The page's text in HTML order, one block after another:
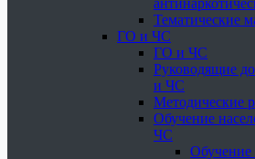
Тематические
ГО и ЧС
ГО и ЧС
Руководящие
и ЧС
Методические
Обучение
ЧС
Обучение